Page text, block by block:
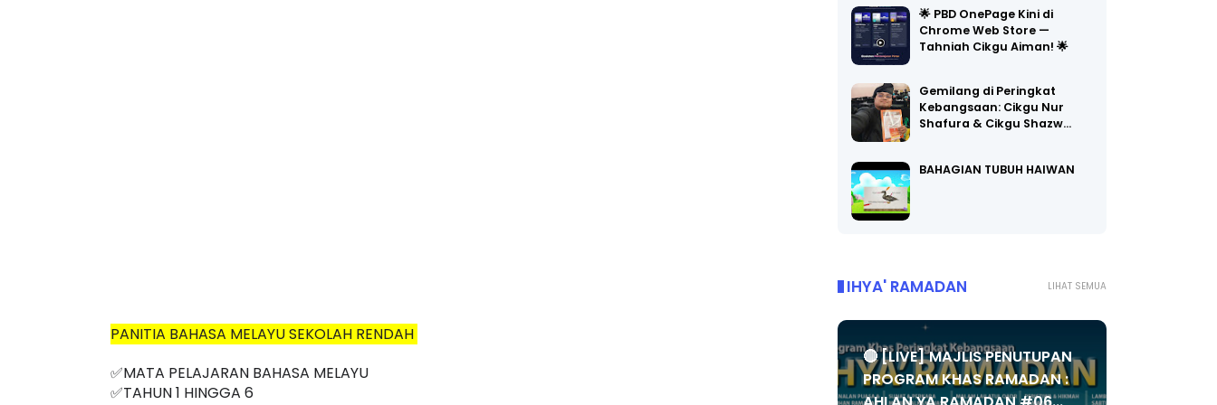
PANITIA BAHASA MELAYU SEKOLAH RENDAH
✅MATA PELAJARAN BAHASA MELAYU
✅TAHUN 1 HINGGA 6
🌟 PBD OnePage Kini di
Chrome Web Store —
Tahniah Cikgu Aiman! 🌟
Gemilang di Peringkat
Kebangsaan: Cikgu Nur
Shafura & Cikgu Shazw…
BAHAGIAN TUBUH HAIWAN
LIHAT SEMUA
IHYA' RAMADAN
🔴 [LIVE] MAJLIS PENUTUPAN
PROGRAM KHAS RAMADAN :